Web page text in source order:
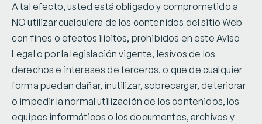
A tal efecto, usted está obligado y comprometido a
NO utilizar cualquiera de los contenidos del sitio Web
con fines o efectos ilícitos, prohibidos en este Aviso
Legal o por la legislación vigente, lesivos de los
derechos e intereses de terceros, o que de cualquier
forma puedan dañar, inutilizar, sobrecargar, deteriorar
o impedir la normal utilización de los contenidos, los
equipos informáticos o los documentos, archivos y